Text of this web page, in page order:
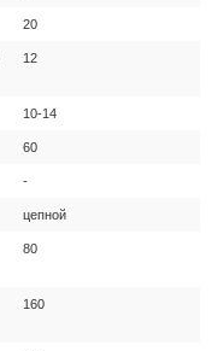
20
12
10-14
60
-
цепной
80
160